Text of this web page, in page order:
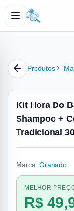
Produtos
Kit Hora Do
Shampoo +
Tradicional
Marca: Granado
MELHOR
R$